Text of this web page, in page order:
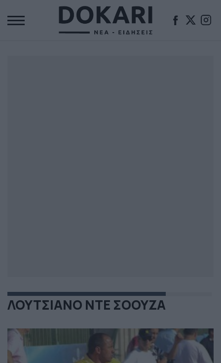
ΛΟΥΤΣΙΑΝΟ ΝΤΕ ΣΟΟΥΖΑ